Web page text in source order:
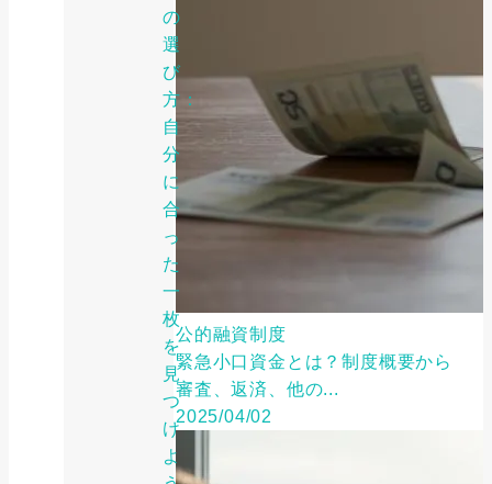
の
選
び
方：
自
分
に
合
っ
た
一
枚
を
見
つ
け
よ
公的融資制度
緊急小口資金とは？制度概要から
審査、返済、他の...
2025/04/02